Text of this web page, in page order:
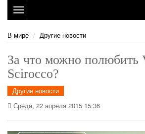
Toggle
navigation
В мире
Другие новости
За что можно полюбить
Scirocco?
Другие новости
Среда, 22 апреля 2015 15:36